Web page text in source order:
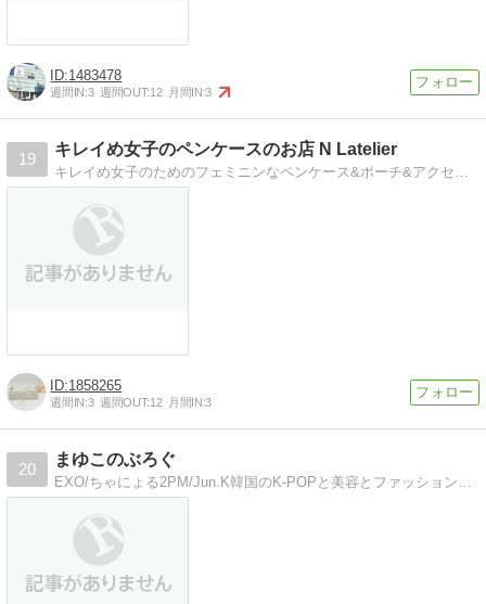
1483478
週間IN:3 週間OUT:12 月間IN:3
19
キレイめ女子のペンケースのお店 N Latelier
キレイめ女子のためのフェミニンなペンケース&ポーチ&アクセサリーShop/Cancam.Rayなどが好きな清楚な女の子向けの雑貨をハンドメイドしています。
1858265
週間IN:3 週間OUT:12 月間IN:3
20
まゆこのぶろぐ
EXO/ちゃにょる2PM/Jun.K韓国のK-POPと美容とファッションと日記といろいろつめこみぶろぐ~~！